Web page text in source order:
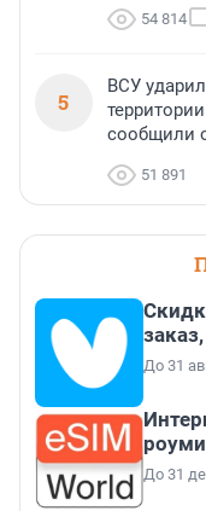
54 814
5
ВСУ
сообщили
51 891
До 31
До 31